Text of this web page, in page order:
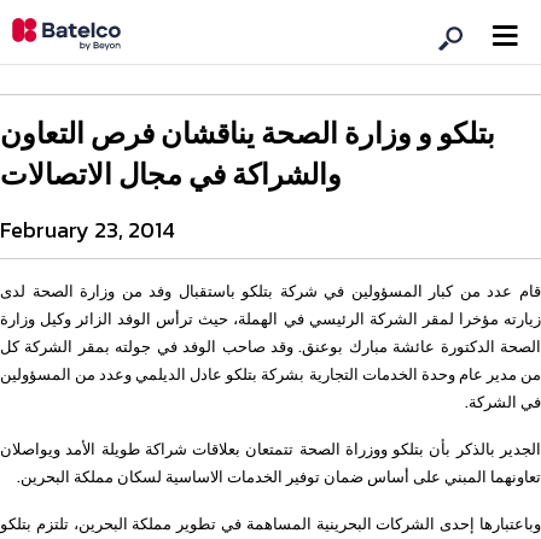
بتلكو و وزارة الصحة يناقشان فرص التعاون
والشراكة في مجال الاتصالات
February 23, 2014
قام عدد من كبار المسؤولين في شركة بتلكو باستقبال وفد من وزارة الصحة لدى
زيارته مؤخرا لمقر الشركة الرئيسي في الهملة، حيث ترأس الوفد الزائر وكيل وزارة
الصحة الدكتورة عائشة مبارك بوعنق. وقد صاحب الوفد في جولته بمقر الشركة كل
من مدير عام وحدة الخدمات التجارية بشركة بتلكو عادل الديلمي وعدد من المسؤولين
في الشركة.
الجدير بالذكر بأن بتلكو ووزراة الصحة تتمتعان بعلاقات شراكة طويلة الأمد ويواصلان
تعاونهما المبني على أساس ضمان توفير الخدمات الاساسية لسكان مملكة البحرين.
وباعتبارها إحدى الشركات البحرينية المساهمة في تطوير مملكة البحرين، تلتزم بتلكو